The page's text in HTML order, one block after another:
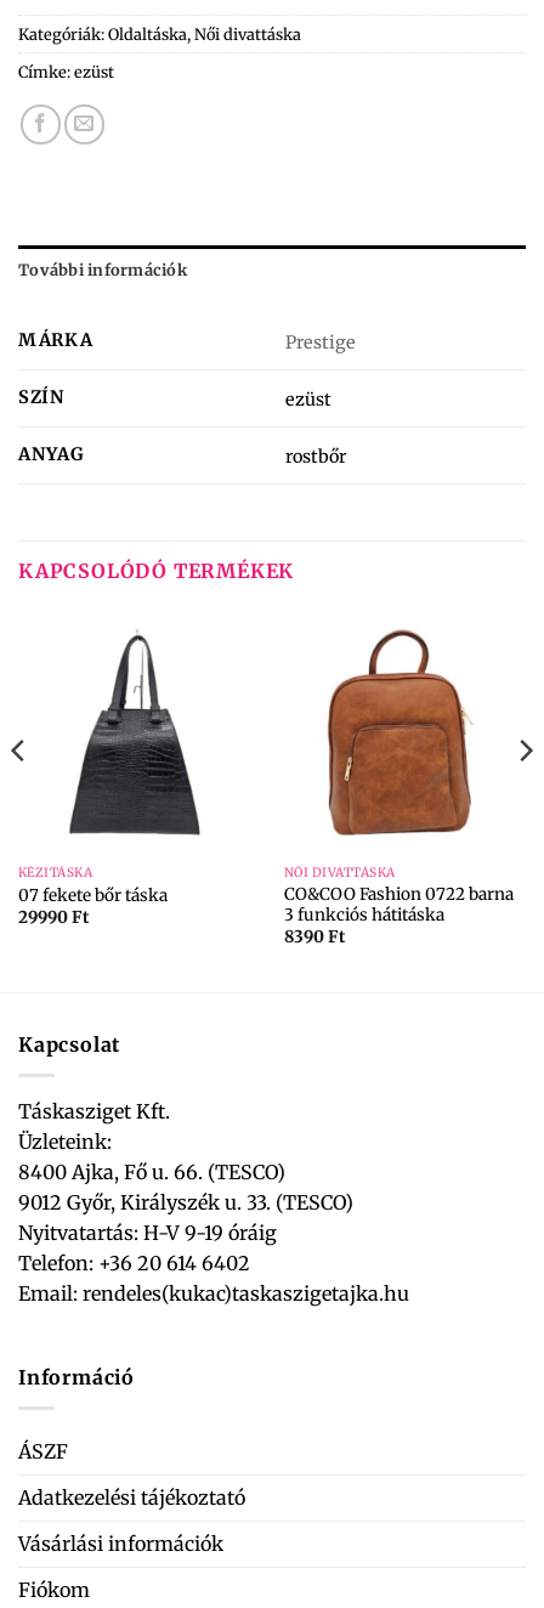
Kategóriák:Oldaltáska,Női divattáska
Címke:ezüst
További információk
MÁRKA Prestige
SZÍN ezüst
ANYAG rostbőr
KAPCSOLÓDÓ TERMÉKEK
KÉZITÁSKA
07 fekete bőr táska
29990Ft
NŐI DIVATTÁSKA
CO&COO Fashion 0722 barna
3 funkciós hátitáska
8390Ft
Kapcsolat
Táskasziget Kft.
Üzleteink:
8400 Ajka, Fő u. 66. (TESCO)
9012 Győr, Királyszék u. 33. (TESCO)
Nyitvatartás: H-V 9-19 óráig
Telefon: +36 20 614 6402
Email: rendeles(kukac)taskaszigetajka.hu
Információ
ÁSZF
Adatkezelési tájékoztató
Vásárlási információk
Fiókom